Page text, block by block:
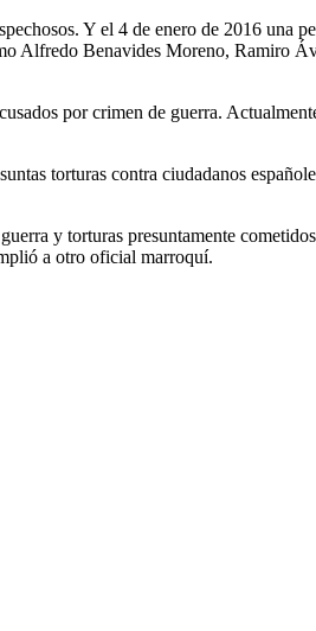
Y el 4 de enero de 2016 una
Alfredo Benavides Moreno, Ramiro
por crimen de guerra.
torturas contra ciudadanos
y torturas presuntamente
a otro oficial marroquí.